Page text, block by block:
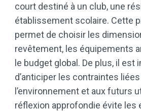
court destiné à un club, une
établissement scolaire. Cette
permet de choisir les
revêtement, les équipements
le budget global. De plus, il est
d’anticiper les contraintes liées
l’environnement et aux futurs
réflexion approfondie évite les